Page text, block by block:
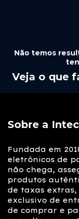
Não temos
Veja o que
Sobre a
Fundada em
eletrônicos de
não chega,
produtos
de taxas extras,
exclusivo de
de comprar e